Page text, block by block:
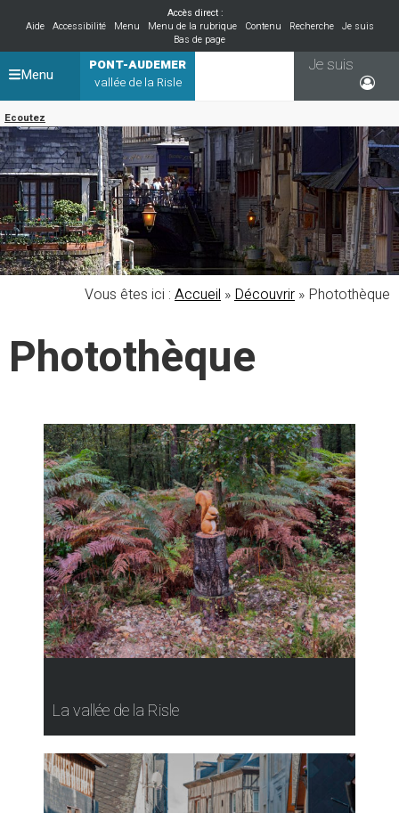
Accès direct :
Aide
Accessibilité Menu Menu de la rubrique Contenu Recherche
Je suis
Bas de page
PONT-AUDEMER
vallée de la Risle
Ecoutez
Je suis
Menu
Vous êtes ici : Accueil »Découvrir » Photothèque
Photothèque
La vallée de la Risle